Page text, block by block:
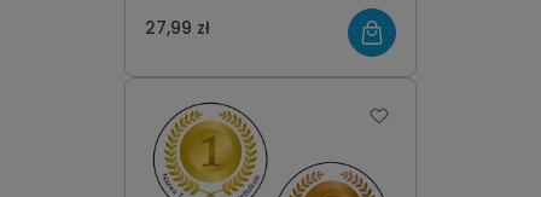
27,99 zł